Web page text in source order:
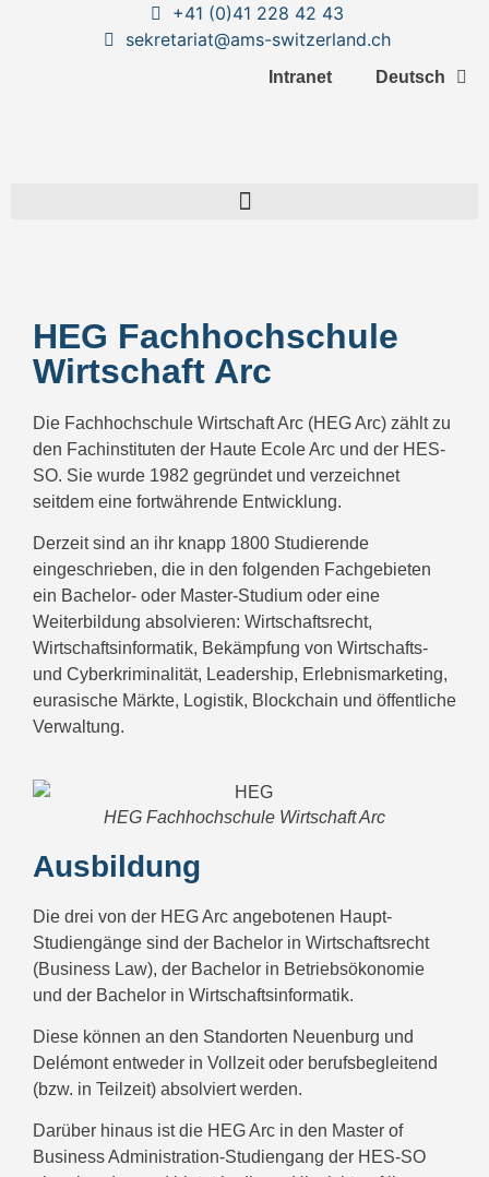
+41 (0)41 228 42 43
sekretariat@ams-switzerland.ch
Intranet Deutsch
HEG Fachhochschule
Wirtschaft Arc
Die Fachhochschule Wirtschaft Arc (HEG Arc) zählt zu
den Fachinstituten der Haute Ecole Arc und der HES-
SO. Sie wurde 1982 gegründet und verzeichnet
seitdem eine fortwährende Entwicklung.
Derzeit sind an ihr knapp 1800 Studierende
eingeschrieben, die in den folgenden Fachgebieten
ein Bachelor- oder Master-Studium oder eine
Weiterbildung absolvieren: Wirtschaftsrecht,
Wirtschaftsinformatik, Bekämpfung von Wirtschafts-
und Cyberkriminalität, Leadership, Erlebnismarketing,
eurasische Märkte, Logistik, Blockchain und öffentliche
Verwaltung.
HEG Fachhochschule Wirtschaft Arc
Ausbildung
Die drei von der HEG Arc angebotenen Haupt-
Studiengänge sind der Bachelor in Wirtschaftsrecht
(Business Law), der Bachelor in Betriebsökonomie
und der Bachelor in Wirtschaftsinformatik.
Diese können an den Standorten Neuenburg und
Delémont entweder in Vollzeit oder berufsbegleitend
(bzw. in Teilzeit) absolviert werden.
Darüber hinaus ist die HEG Arc in den Master of
Business Administration-Studiengang der HES-SO